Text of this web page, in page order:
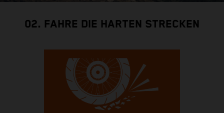
02. FAHRE DIE HARTEN STRECKEN